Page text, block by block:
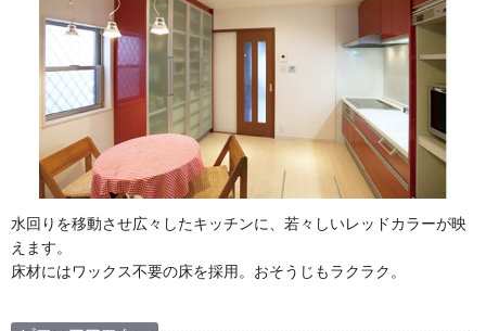
水回りを移動させ広々したキッチンに、若々しいレッドカラーが映
えます。
床材にはワックス不要の床を採用。おそうじもラクラク。